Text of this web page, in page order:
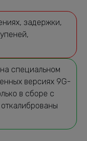
задержки,
специальном
версиях 9G-
в сборе с